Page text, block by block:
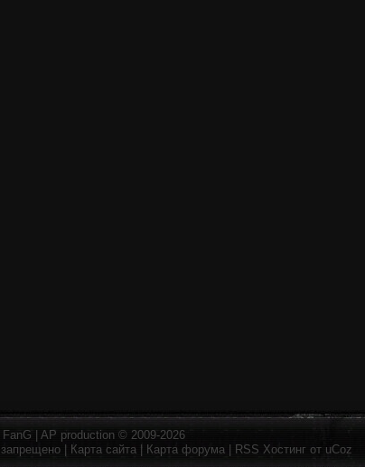
FanG AP production © 2009-2026
запрещено | Карта сайта Карта форума RSS Хостинг от uCoz